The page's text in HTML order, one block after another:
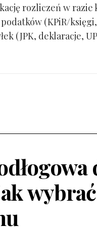
rozliczeń w razie
(KPiR/księgi,
(JPK, deklaracje,